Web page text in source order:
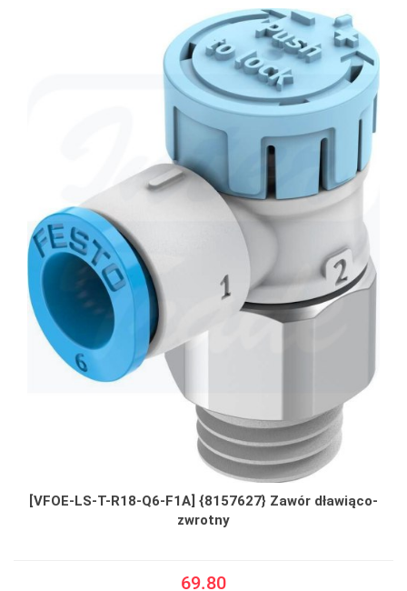
[VFOE-LS-T-R18-Q6-F1A] {8157627} Zawór dławiąco-
zwrotny
69.80